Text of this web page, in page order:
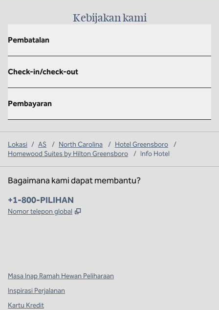
Kebijakan kami
Pembatalan
Check-in/check-out
Pembayaran
Lokasi / AS / North Carolina / Hotel Greensboro
/
Homewood Suites by Hilton Greensboro
/ Info Hotel
Bagaimana kami dapat membantu?
Telepon:
+1-800-PILIHAN
Nomor telepon global ,
Masa Inap Ramah Hewan Peliharaan
Inspirasi Perjalanan
Kartu Kredit